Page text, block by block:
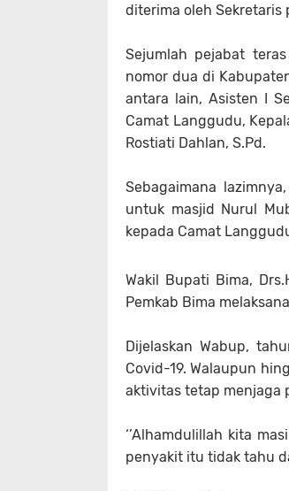
diterima oleh Sekretaris
Sejumlah pejabat
nomor dua di
antara lain, Asisten I
Camat Langgudu,
Rostiati Dahlan, S.Pd.
Sebagaimana
untuk masjid Nurul
kepada Camat
Wakil Bupati Bima,
Pemkab Bima
Dijelaskan Wabup,
Covid-19. Walaupun
aktivitas tetap menjaga
‘’Alhamdulillah kita
penyakit itu tidak tahu